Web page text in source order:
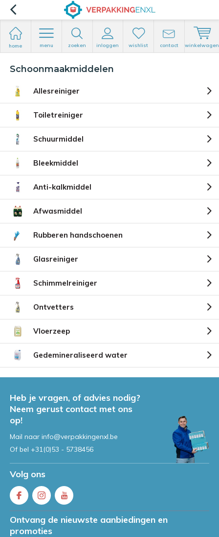
home menu zoeken inloggen wishlist contact winkelwagen
Schoonmaakmiddelen
Allesreiniger
Toiletreiniger
Schuurmiddel
Bleekmiddel
Anti-kalkmiddel
Afwasmiddel
Rubberen handschoenen
Glasreiniger
Schimmelreiniger
Ontvetters
Vloerzeep
Gedemineraliseerd water
Heb je vragen, of advies nodig?
Neem gerust contact met ons
op!
Mail naar info@verpakkingenxl.be
Of bel +31(0)53 - 5738456
Volg ons
Ontvang de nieuwste aanbiedingen en
promoties